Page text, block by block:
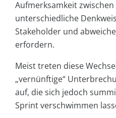
Aufmerksamkeit
unterschiedliche
Stakeholder und
erfordern.
Meist treten diese
„vernünftige“
auf, die sich jedoch
Sprint verschwimmen